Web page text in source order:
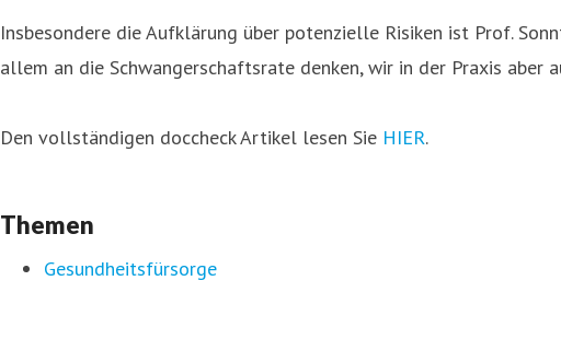
Insbesondere die Aufklärung über potenzielle Risiken ist Prof.
allem an die Schwangerschaftsrate denken, wir in der Praxis aber
Den vollständigen doccheck Artikel lesen Sie HIER.
Themen
Gesundheitsfürsorge